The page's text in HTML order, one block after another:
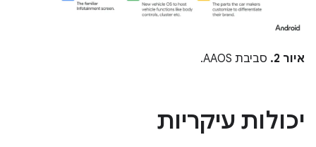
איור 2. סביבת AAOS.
יכולות עיקריות